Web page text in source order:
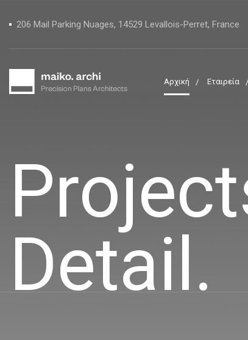
206 Mail Parking Nuages, 14529 Levallois-Perret, France
Αρχική Εταιρεία
Detail.